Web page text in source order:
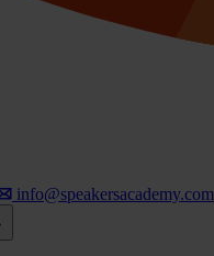
info@speakersacademy.com